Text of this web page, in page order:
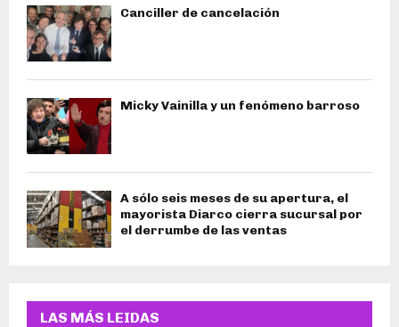
Canciller de cancelación
Micky Vainilla y un fenómeno barroso
A sólo seis meses de su apertura, el
mayorista Diarco cierra sucursal por
el derrumbe de las ventas
LAS MÁS LEIDAS